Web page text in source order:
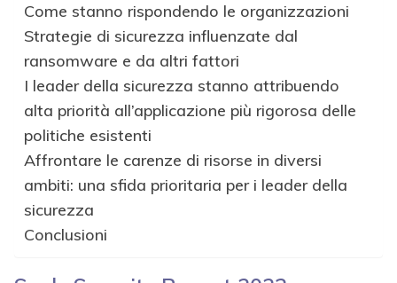
Come stanno rispondendo le organizzazioni
Strategie di sicurezza influenzate dal
ransomware e da altri fattori
I leader della sicurezza stanno attribuendo
alta priorità all’applicazione più rigorosa delle
politiche esistenti
Affrontare le carenze di risorse in diversi
ambiti: una sfida prioritaria per i leader della
sicurezza
Conclusioni